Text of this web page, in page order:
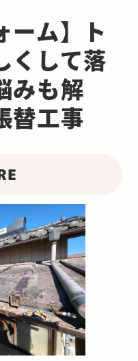
ーム】ト
くして落
みも解
替工事